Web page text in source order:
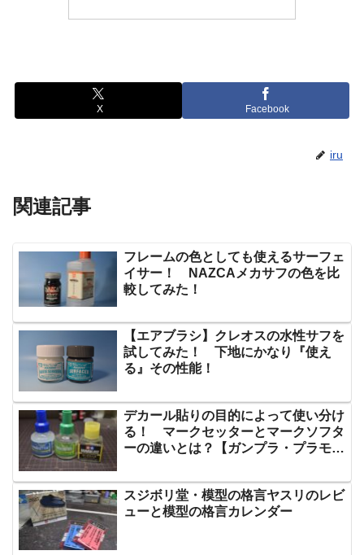
X Facebook
iru
関連記事
フレームの色としても使えるサーフェ
イサー！ NAZCAメカサフの色を比
較してみた！
【エアブラシ】クレオスの水性サフを
試してみた！ 下地にかなり『使え
る』その性能！
デカール貼りの目的によって使い分け
る！ マークセッターとマークソフタ
ーの違いとは？【ガンプラ・プラモデ
スジボリ堂・模型の格言ヤスリのレビ
ューと模型の格言カレンダー